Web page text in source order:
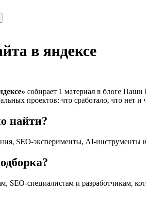
в яндексе
» собирает 1 материал в блоге Паши
проектов: что сработало, что нет
найти?
SEO-эксперименты, AI-инструменты
SEO-специалистам и разработчикам,